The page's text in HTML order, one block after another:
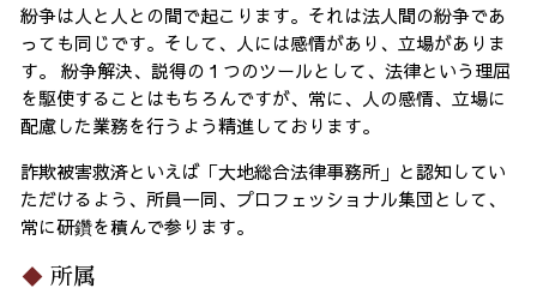
紛争は人と人との間で起こります。それは法人間の紛争であ
っても同じです。そして、人には感情があり、立場がありま
す。 紛争解決、説得の１つのツールとして、法律という理屈
を駆使することはもちろんですが、常に、人の感情、立場に
配慮した業務を行うよう精進しております。
詐欺被害救済といえば「大地総合法律事務所」と認知してい
ただけるよう、所員一同、プロフェッショナル集団として、
常に研鑽を積んで参ります。
所属